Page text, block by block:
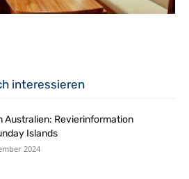
interessieren
Australien: Revierinformation
Islands
2024